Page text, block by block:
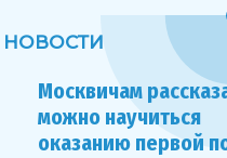
НОВОСТИ
Москвичам
можно научиться
оказанию первой